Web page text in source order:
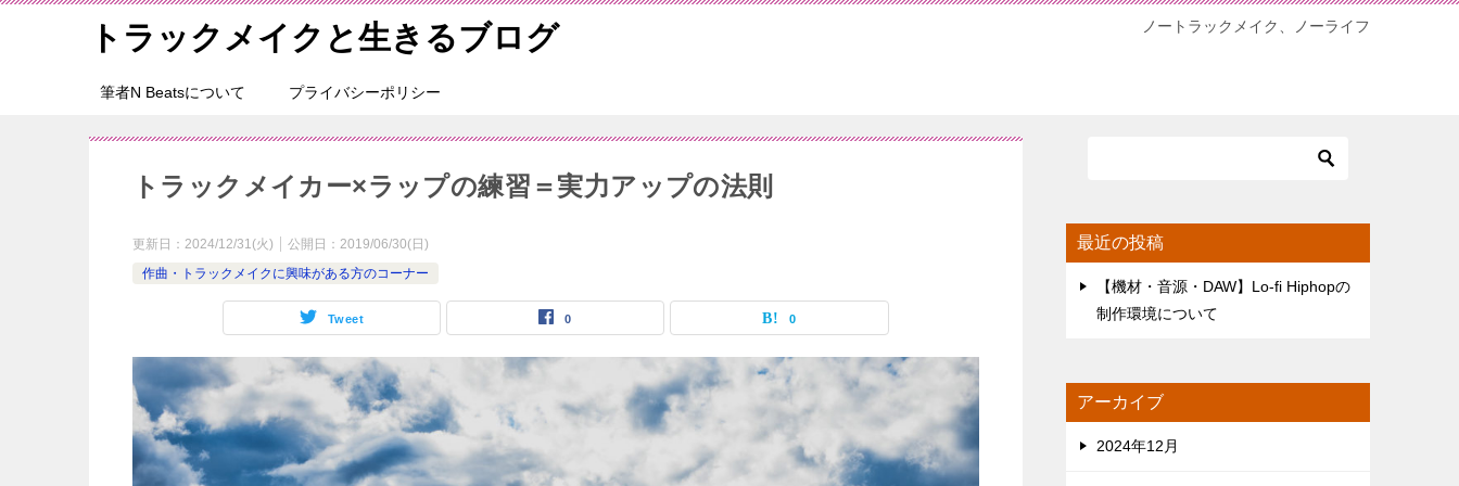
トラックメイクと生きるブログ ノートラックメイク、ノーライフ
筆者N Beatsについて プライバシーポリシー
トラックメイカー×ラップの練習＝実力アップの法則
更新日： 2024/12/31(火) 公開日： 2019/06/30(日)
作曲・トラックメイクに興味がある方のコーナー
Tweet 0 0
最近の投稿
【機材・音源・DAW】Lo-fi Hiphopの
制作環境について
アーカイブ
2024年12月